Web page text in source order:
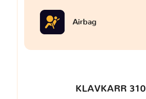
Airbag
KLAVKARR 310